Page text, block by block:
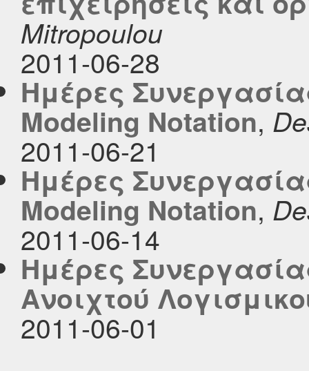
Mitropoulou
2011-06-28
Ημέρες
Modeling Notation,
2011-06-21
Ημέρες
Modeling Notation,
2011-06-14
Ημέρες
Ανοιχτού
2011-06-01